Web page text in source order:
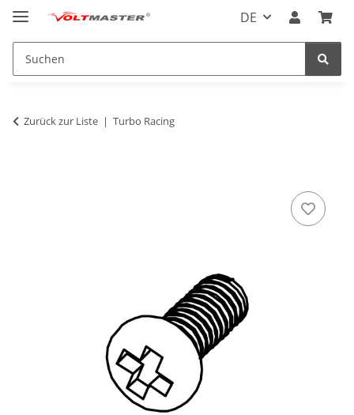
DE
Zurück zur Liste Turbo Racing